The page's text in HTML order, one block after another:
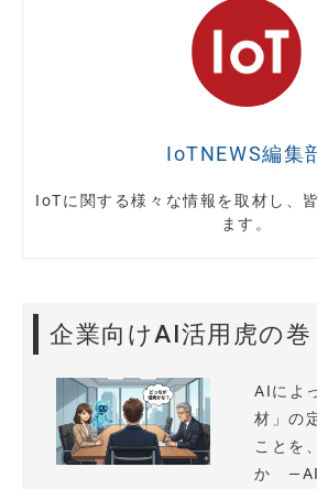
IoTNEWS編集
IoTに関する様々な情報を取材し、
ます。
企業向けAI活用虎の巻
AIによ
材」の
ことを
か —AI